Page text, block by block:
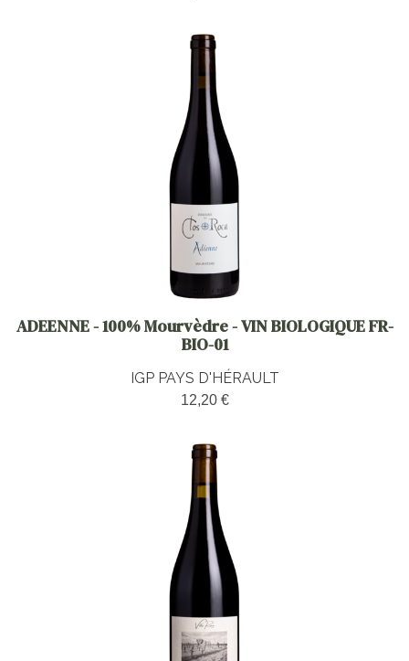
ADEENNE - 100% Mourvèdre - VIN BIOLOGIQUE FR-
BIO-01
IGP PAYS D'HÉRAULT
12,20 €